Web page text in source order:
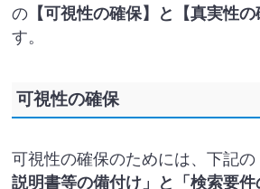
の 【可視性の確保】と【真実性の
す。
可視性の確保
可視性の確保のためには、下記の
説明書等の備付け」と「検索要件